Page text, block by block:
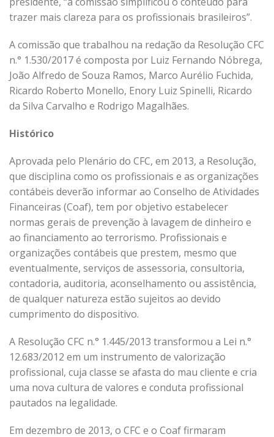
trazer mais clareza para os profissionais brasileiros”.
A comissão que trabalhou na redação da Resolução CFC
n.° 1.530/2017 é composta por Luiz Fernando Nóbrega,
João Alfredo de Souza Ramos, Marco Aurélio Fuchida,
Ricardo Roberto Monello, Enory Luiz Spinelli, Ricardo
da Silva Carvalho e Rodrigo Magalhães.
Histórico
Aprovada pelo Plenário do CFC, em 2013, a Resolução,
que disciplina como os profissionais e as organizações
contábeis deverão informar ao Conselho de Atividades
Financeiras (Coaf), tem por objetivo estabelecer
normas gerais de prevenção à lavagem de dinheiro e
ao financiamento ao terrorismo. Profissionais e
organizações contábeis que prestem, mesmo que
eventualmente, serviços de assessoria, consultoria,
contadoria, auditoria, aconselhamento ou assistência,
de qualquer natureza estão sujeitos ao devido
cumprimento do dispositivo.
A Resolução CFC n.° 1.445/2013 transformou a Lei n.°
12.683/2012 em um instrumento de valorização
profissional, cuja classe se afasta do mau cliente e cria
uma nova cultura de valores e conduta profissional
pautados na legalidade.
Em dezembro de 2013, o CFC e o Coaf firmaram